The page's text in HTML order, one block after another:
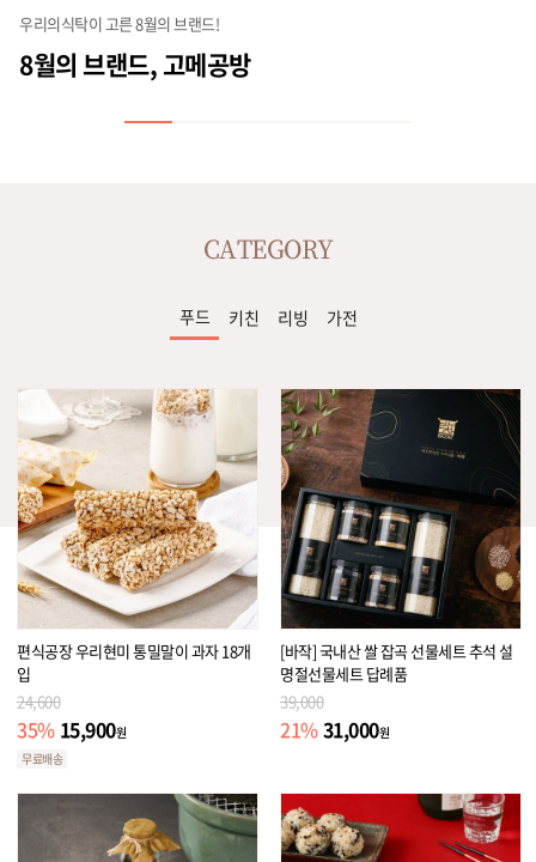
우리의식탁이 고른 8월의 브랜드!
8월의 브랜드, 고메공방
CATEGORY
푸드 키친 리빙 가전
편식공장 우리현미 통밀말이 과자 18개
입
24,600
35% 15,900원
무료배송
[바작] 국내산 쌀 잡곡 선물세트 추석 설
명절선물세트 답례품
39,000
21%31,000원